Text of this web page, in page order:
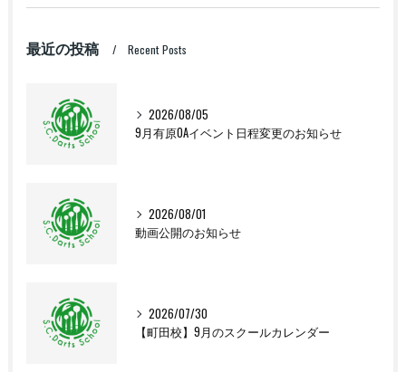
最近の投稿 Recent Posts
2026/08/05
9月有原OAイベント日程変更のお知らせ
2026/08/01
動画公開のお知らせ
2026/07/30
【町田校】9月のスクールカレンダー